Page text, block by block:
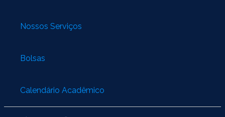
Nossos Serviços
Bolsas
Calendário Acadêmico